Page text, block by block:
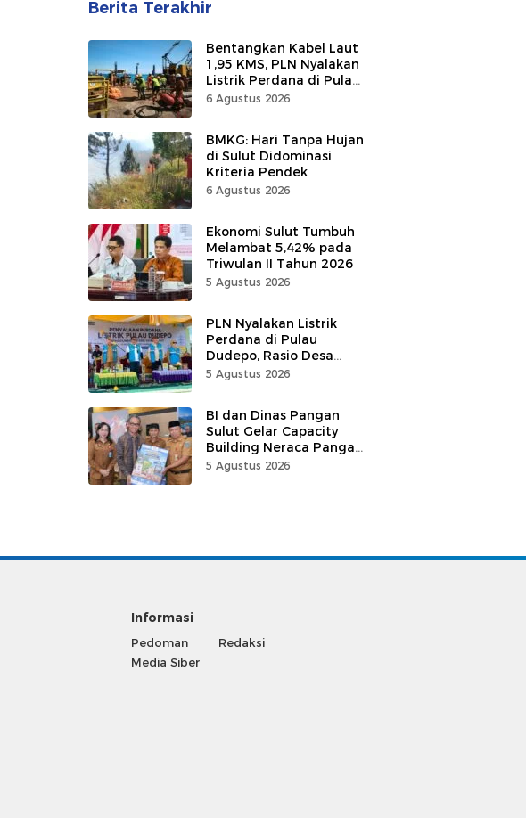
Berita Terakhir
Bentangkan Kabel Laut
1,95 KMS, PLN Nyalakan
Listrik Perdana di Pulau
Dudepo, Desa Berlistrik
6 Agustus 2026
BMKG: Hari Tanpa Hujan
di Sulut Didominasi
Kriteria Pendek
6 Agustus 2026
Ekonomi Sulut Tumbuh
Melambat 5,42% pada
Triwulan II Tahun 2026
5 Agustus 2026
PLN Nyalakan Listrik
Perdana di Pulau
Dudepo, Rasio Desa
Berlistrik Provinsi
5 Agustus 2026
BI dan Dinas Pangan
Sulut Gelar Capacity
Building Neraca Pangan
Strategis
5 Agustus 2026
Informasi
Pedoman
Media Siber
Redaksi